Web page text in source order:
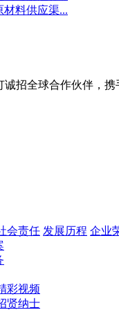
料供应渠...
诚招全球合作伙伴，携
会责任 发展历程 企业
彩视频
贤纳士